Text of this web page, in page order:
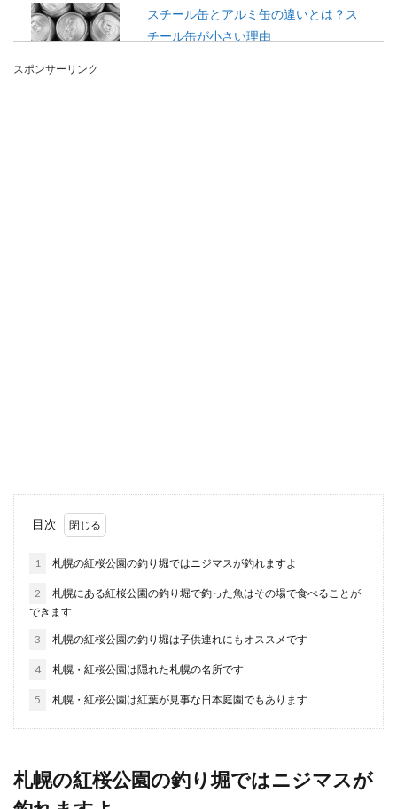
スチール缶とアルミ缶の違いとは？ス
チール缶が小さい理由
でしょうか？卒園式に着たワンピースでは地味す
御の書き方やコツ、筆で御を書くポイ
ね。またハガキや手紙を書くときに御中を使うこ
とも多く、筆を...
スポンサーリンク
目次
1 札幌の紅桜公園の釣り堀ではニジマスが釣れますよ
2
札幌にある紅桜公園の釣り堀で釣った魚はその場で食べることが
できます
3 札幌の紅桜公園の釣り堀は子供連れにもオススメです
4 札幌・紅桜公園は隠れた札幌の名所です
5 札幌・紅桜公園は紅葉が見事な日本庭園でもあります
札幌の紅桜公園の釣り堀ではニジマスが